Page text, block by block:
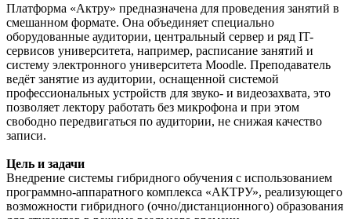
Платформа «Актру» предназначена для проведения занятий в
смешанном формате. Она объединяет специально
оборудованные аудитории, центральный сервер и ряд IT-
сервисов университета, например, расписание занятий и
систему электронного университета Moodle. Преподаватель
ведёт занятие из аудитории, оснащенной системой
профессиональных устройств для звуко- и видеозахвата, это
позволяет лектору работать без микрофона и при этом
свободно передвигаться по аудитории, не снижая качество
записи.
Цель и задачи
Внедрение системы гибридного обучения с использованием
программно-аппаратного комплекса «АКТРУ», реализующего
возможности гибридного (очно/дистанционного) образования